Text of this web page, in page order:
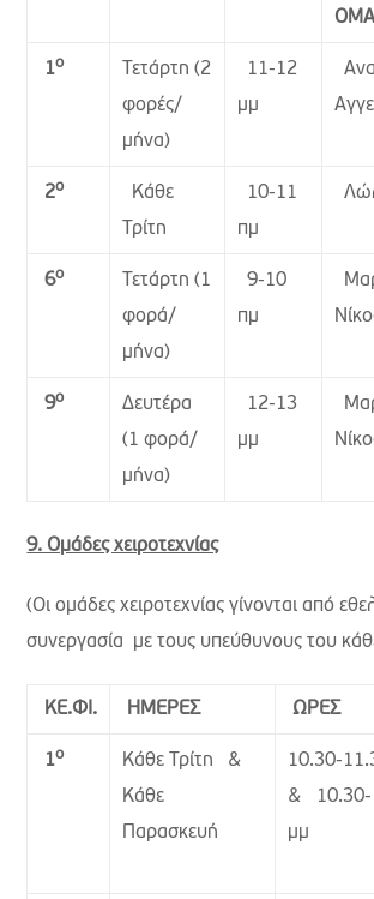
1ο
Τετάρτη (2
φορές/
μήνα)
11-12
μμ
2ο
Κάθε
Τρίτη
10-11
πμ
6ο
Τετάρτη (1
φορά/
μήνα)
9-10
πμ
9ο
Δευτέρα
(1 φορά/
μήνα)
12-13
μμ
9. Ομάδες χειροτεχνίας
(Οι ομάδες χειροτεχνίας γίνονται από
συνεργασία με τους υπεύθυνους του
ΚΕ.ΦΙ. ΗΜΕΡΕΣ ΩΡΕΣ
1ο
Κάθε Τρίτη &
Κάθε
Παρασκευή
10.30-
& 10.30-
μμ